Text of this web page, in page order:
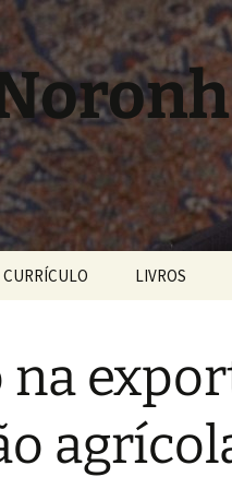
CURRÍCULO LIVROS